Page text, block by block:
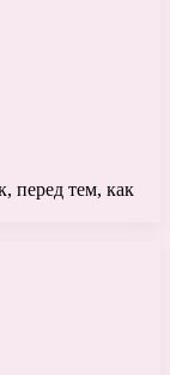
перед тем, как